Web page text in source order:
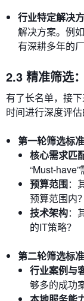
行业特定解决
解决方案。例
有深耕多年的
2.3 精准筛选
有了长名单，接
时间进行深度评估
第一轮筛选标
核心需求匹
“Must-have”
预算范围：
预算范围内？
技术架构：
的IT策略？
第二轮筛选标
行业案例与
够多的成功